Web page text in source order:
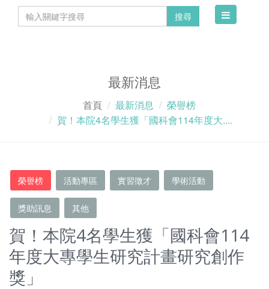
搜尋
Toggle
最新消息
首頁 最新消息
榮譽榜
賀！本院4名學生獲「國科會114年度大....
榮譽榜 活動專區 實習徵才 學術活動
獎助訊息 其他
賀！本院4名學生獲「國科會114
年度大專學生研究計畫研究創作
獎」